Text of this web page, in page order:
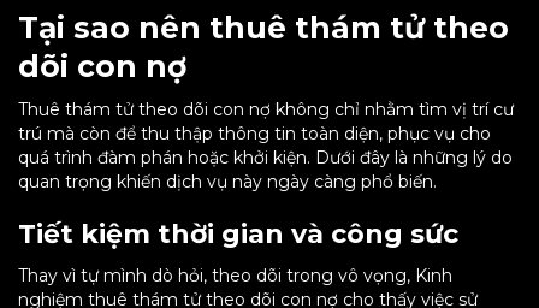
Tại sao nên thuê thám tử theo
dõi con nợ
Thuê thám tử theo dõi con nợ không chỉ nhằm tìm vị trí cư
trú mà còn để thu thập thông tin toàn diện, phục vụ cho
quá trình đàm phán hoặc khởi kiện. Dưới đây là những lý do
quan trọng khiến dịch vụ này ngày càng phổ biến.
Tiết kiệm thời gian và công sức
Thay vì tự mình dò hỏi, theo dõi trong vô vọng, Kinh
nghiệm thuê thám tử theo dõi con nợ cho thấy việc sử